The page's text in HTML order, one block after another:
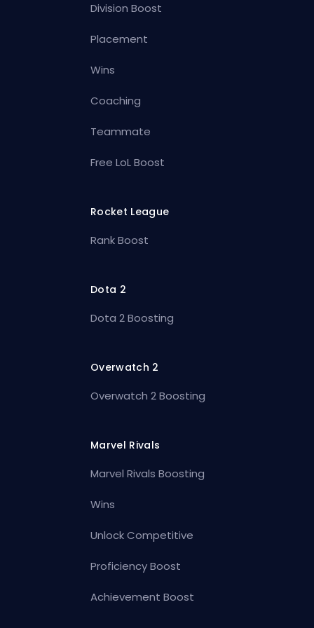
Division Boost
Placement
Wins
Coaching
Teammate
Free LoL Boost
Rocket League
Rank Boost
Dota 2
Dota 2 Boosting
Overwatch 2
Overwatch 2 Boosting
Marvel Rivals
Marvel Rivals Boosting
Wins
Unlock Competitive
Proficiency Boost
Achievement Boost